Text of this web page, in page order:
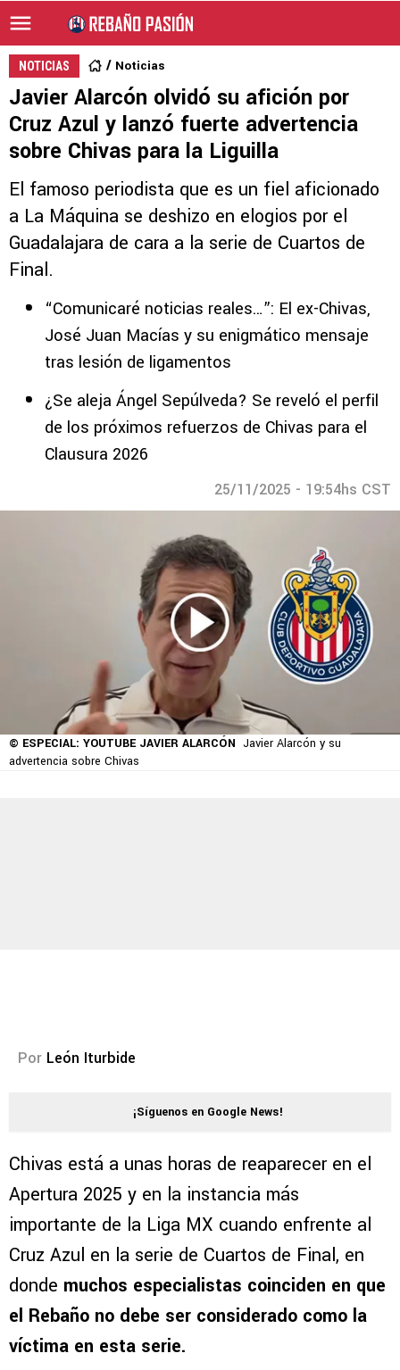
NOTICIAS Noticias
Javier Alarcón olvidó su afición por
Cruz Azul y lanzó fuerte advertencia
sobre Chivas para la Liguilla
El famoso periodista que es un fiel aficionado
a La Máquina se deshizo en elogios por el
Guadalajara de cara a la serie de Cuartos de
Final.
“Comunicaré noticias reales…”: El ex-Chivas,
José Juan Macías y su enigmático mensaje
tras lesión de ligamentos
¿Se aleja Ángel Sepúlveda? Se reveló el perfil
de los próximos refuerzos de Chivas para el
Clausura 2026
25/11/2025 - 19:54hs CST
© ESPECIAL: YOUTUBE JAVIER ALARCÓN Javier Alarcón y su
advertencia sobre Chivas
Por León Iturbide
¡Síguenos en Google News!
Chivas está a unas horas de reaparecer en el
Apertura 2025 y en la instancia más
importante de la Liga MX cuando enfrente al
Cruz Azul en la serie de Cuartos de Final, en
donde muchos especialistas coinciden en que
el Rebaño no debe ser considerado como la
víctima en esta serie.